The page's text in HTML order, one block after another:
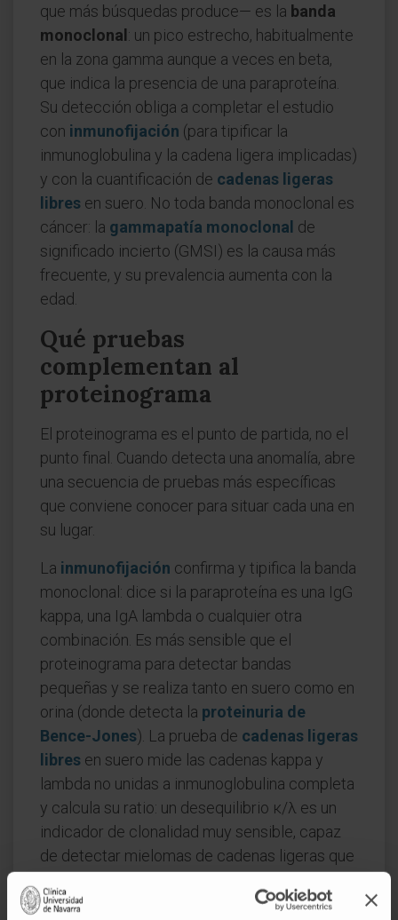
que más búsquedas produce— es la banda
monoclonal: un pico estrecho, habitualmente
en la zona gamma aunque a veces en beta,
que indica la presencia de una paraproteína.
Su detección obliga a completar el estudio
con inmunofijación (para tipificar la
inmunoglobulina y la cadena ligera implicadas)
y con la cuantificación de cadenas ligeras
libres en suero. No toda banda monoclonal es
cáncer: la gammapatía monoclonal de
significado incierto (GMSI) es la causa más
frecuente, y su prevalencia aumenta con la
edad.
Qué pruebas
complementan al
proteinograma
El proteinograma es el punto de partida, no el
punto final. Cuando detecta una anomalía, abre
una secuencia de pruebas más específicas
que conviene conocer para situar cada una en
su lugar.
La inmunofijación confirma y tipifica la banda
monoclonal: dice si la paraproteína es una IgG
kappa, una IgA lambda o cualquier otra
combinación. Es más sensible que el
proteinograma para detectar bandas
pequeñas y se realiza tanto en suero como en
orina (donde detecta la proteinuria de
Bence-Jones). La prueba de cadenas ligeras
libres en suero mide las cadenas kappa y
lambda no unidas a inmunoglobulina completa
y calcula su ratio: un desequilibrio κ/λ es un
indicador de clonalidad muy sensible, capaz
de detectar mielomas de cadenas ligeras que
proteinograma. La
cuantificación de